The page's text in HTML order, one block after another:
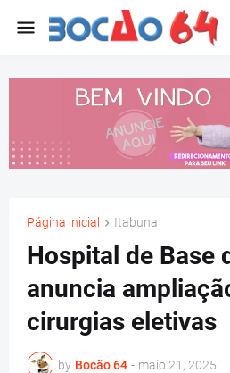
Página inicial Itabuna
Hospital de Base
anuncia
cirurgias eletivas
by Bocão 64 - maio 21, 2025